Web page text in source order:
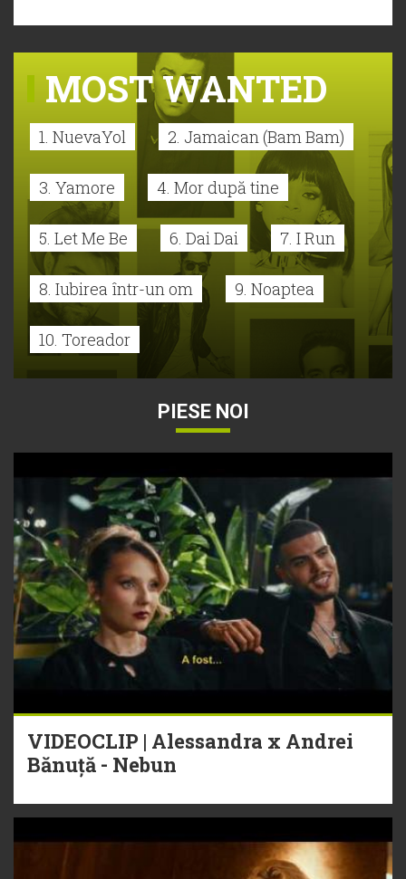
MOST WANTED
1. NuevaYol 2. Jamaican (Bam Bam)
3. Yamore 4. Mor după tine
5. Let Me Be 6. Dai Dai 7. I Run
8. Iubirea într-un om 9. Noaptea
10. Toreador
PIESE NOI
VIDEOCLIP | Alessandra x Andrei
Bănuță - Nebun